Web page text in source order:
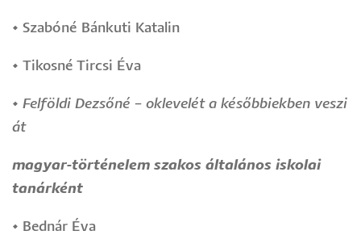
• Szabóné Bánkuti Katalin
• Tikosné Tircsi Éva
• Felföldi Dezsőné – oklevelét a későbbiekben veszi
át
magyar-történelem szakos általános iskolai
tanárként
• Bednár Éva